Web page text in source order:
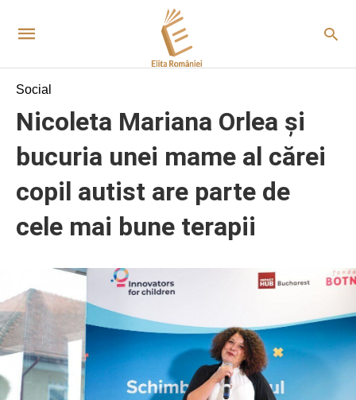
Social
Nicoleta Mariana Orlea și
bucuria unei mame al cărei
copil autist are parte de
cele mai bune terapii